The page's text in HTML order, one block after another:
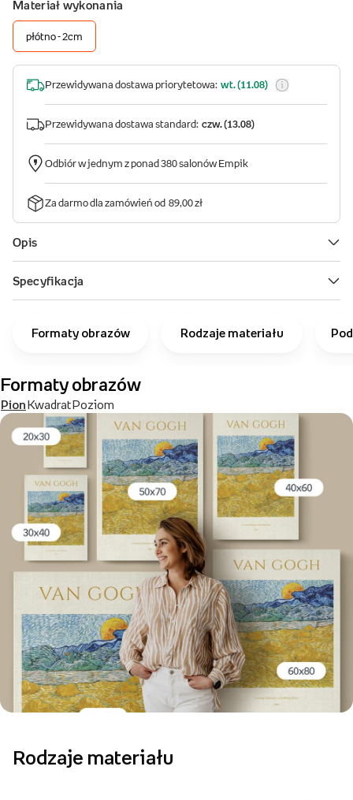
Formaty obrazów Rodzaje materiału
Formaty obrazów
PionKwadratPoziom
Rodzaje materiału